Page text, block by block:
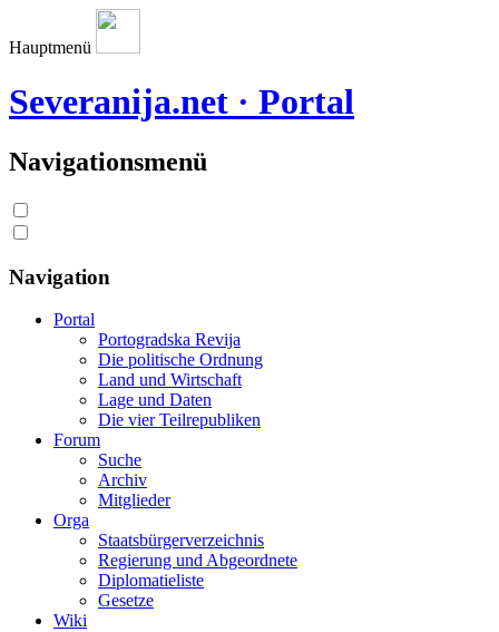
Hauptmenü
Severanija.net · Portal
Navigationsmenü
Navigation
Portal
Portogradska Revija
Die politische Ordnung
Land und Wirtschaft
Lage und Daten
Die vier Teilrepubliken
Forum
Suche
Archiv
Mitglieder
Orga
Staatsbürgerverzeichnis
Regierung und Abgeordnete
Diplomatieliste
Gesetze
Wiki